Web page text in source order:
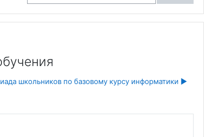
школьников по базовому курсу информатики ▶︎